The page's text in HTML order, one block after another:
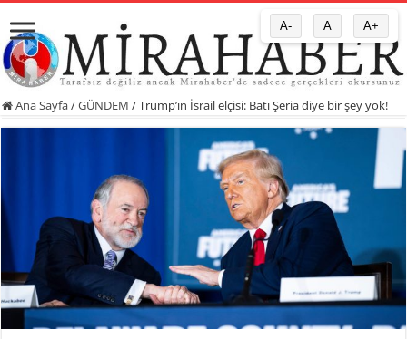
Ana Sayfa/GÜNDEM /Trump’ın İsrail elçisi: Batı Şeria diye bir şey yok!
A- A A+